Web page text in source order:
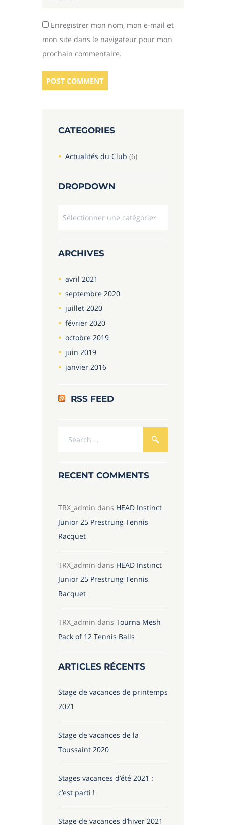
Enregistrer mon nom, mon e-mail et
mon site dans le navigateur pour mon
prochain commentaire.
CATEGORIES
Actualités du Club (6)
DROPDOWN
ARCHIVES
avril 2021
septembre 2020
juillet 2020
février 2020
octobre 2019
juin 2019
janvier 2016
RSS FEED
RECENT COMMENTS
TRX_admin dans HEAD Instinct
Junior 25 Prestrung Tennis
Racquet
TRX_admin dans HEAD Instinct
Junior 25 Prestrung Tennis
Racquet
TRX_admin dans Tourna Mesh
Pack of 12 Tennis Balls
ARTICLES RÉCENTS
Stage de vacances de printemps
2021
Stage de vacances de la
Toussaint 2020
Stages vacances d’été 2021 :
c’est parti !
Stage de vacances d’hiver 2021